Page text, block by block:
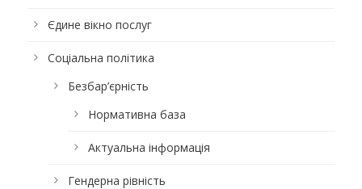
Єдине вікно послуг
Соціальна політика
Безбар’єрність
Нормативна база
Актуальна інформація
Гендерна рівність